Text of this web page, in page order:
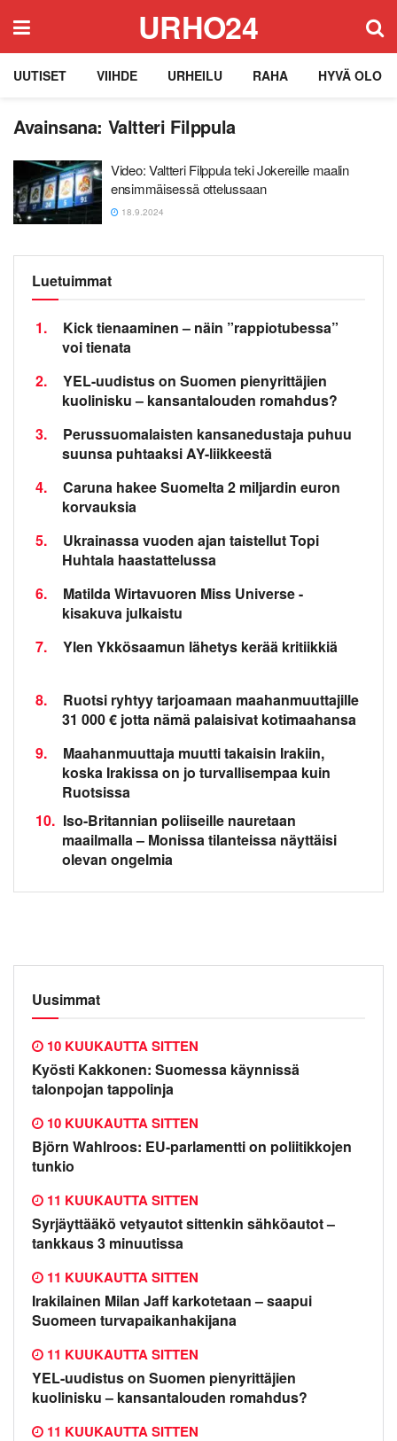
URHO24
UUTISET VIIHDE URHEILU RAHA HYVÄ OLO
Avainsana: Valtteri Filppula
Video: Valtteri Filppula teki Jokereille maalin
ensimmäisessä ottelussaan
18.9.2024
Luetuimmat
1.
Kick tienaaminen – näin ”rappiotubessa”
voi tienata
2.
YEL-uudistus on Suomen pienyrittäjien
kuolinisku – kansantalouden romahdus?
3.
Perussuomalaisten kansanedustaja puhuu
suunsa puhtaaksi AY-liikkeestä
4.
Caruna hakee Suomelta 2 miljardin euron
korvauksia
5.
Ukrainassa vuoden ajan taistellut Topi
Huhtala haastattelussa
6.
Matilda Wirtavuoren Miss Universe -
kisakuva julkaistu
7.
Ylen Ykkösaamun lähetys kerää kritiikkiä
8.
Ruotsi ryhtyy tarjoamaan maahanmuuttajille
31 000 € jotta nämä palaisivat kotimaahansa
9.
Maahanmuuttaja muutti takaisin Irakiin,
koska Irakissa on jo turvallisempaa kuin
Ruotsissa
10. Iso-Britannian poliiseille nauretaan
maailmalla – Monissa tilanteissa näyttäisi
olevan ongelmia
Uusimmat
Kyösti Kakkonen: Suomessa käynnissä
talonpojan tappolinja
10 KUUKAUTTA SITTEN
Björn Wahlroos: EU-parlamentti on poliitikkojen
tunkio
10 KUUKAUTTA SITTEN
Syrjäyttääkö vetyautot sittenkin sähköautot –
tankkaus 3 minuutissa
11 KUUKAUTTA SITTEN
Irakilainen Milan Jaff karkotetaan – saapui
Suomeen turvapaikanhakijana
11 KUUKAUTTA SITTEN
YEL-uudistus on Suomen pienyrittäjien
kuolinisku – kansantalouden romahdus?
11 KUUKAUTTA SITTEN
11 KUUKAUTTA SITTEN